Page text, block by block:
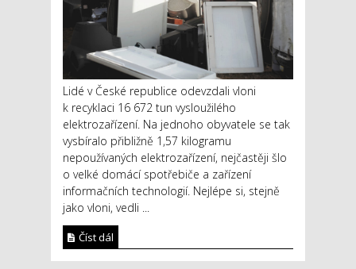
Lidé v České republice odevzdali vloni
k recyklaci 16 672 tun vysloužilého
elektrozařízení. Na jednoho obyvatele se tak
vysbíralo přibližně 1,57 kilogramu
nepoužívaných elektrozařízení, nejčastěji šlo
o velké domácí spotřebiče a zařízení
informačních technologií. Nejlépe si, stejně
jako vloni, vedli ...
Číst dál